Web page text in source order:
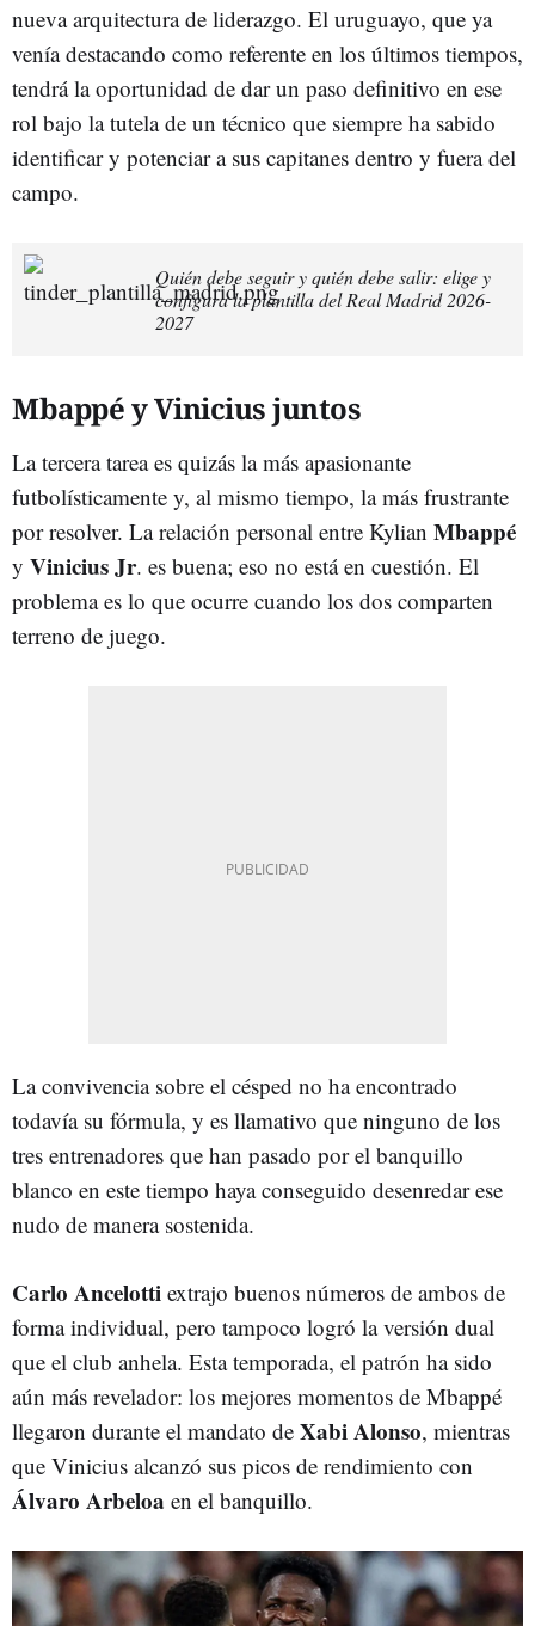
nueva arquitectura de liderazgo. El uruguayo, que ya
venía destacando como referente en los últimos tiempos,
tendrá la oportunidad de dar un paso definitivo en ese
rol bajo la tutela de un técnico que siempre ha sabido
identificar y potenciar a sus capitanes dentro y fuera del
campo.
Quién debe seguir y quién debe salir: elige y
configura la plantilla del Real Madrid 2026-
2027
Mbappé y Vinicius juntos
La tercera tarea es quizás la más apasionante
futbolísticamente y, al mismo tiempo, la más frustrante
por resolver. La relación personal entre Kylian Mbappé
y ViniciusJr. es buena; eso no está en cuestión. El
problema es lo que ocurre cuando los dos comparten
terreno de juego.
La convivencia sobre el césped no ha encontrado
todavía su fórmula, y es llamativo que ninguno de los
tres entrenadores que han pasado por el banquillo
blanco en este tiempo haya conseguido desenredar ese
nudo de manera sostenida.
Carlo Ancelotti extrajo buenos números de ambos de
forma individual, pero tampoco logró la versión dual
que el club anhela. Esta temporada, el patrón ha sido
aún más revelador: los mejores momentos de Mbappé
llegaron durante el mandato de XabiAlonso, mientras
que Vinicius alcanzó sus picos de rendimiento con
Álvaro Arbeloa en el banquillo.